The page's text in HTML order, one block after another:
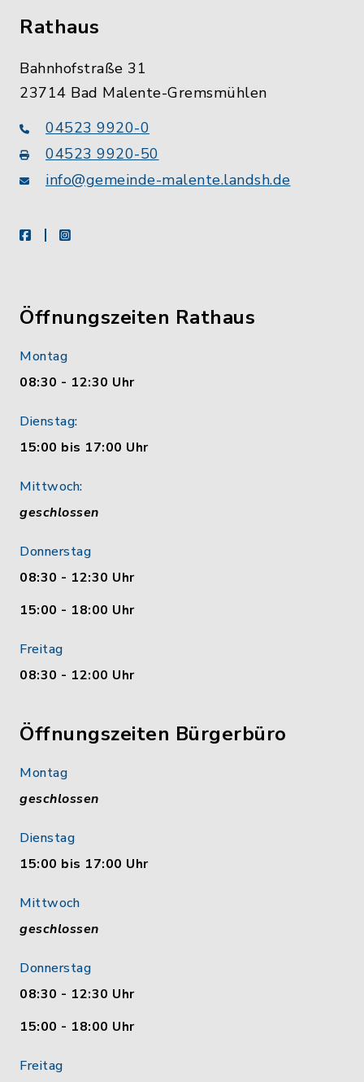
Rathaus
Bahnhofstraße 31
23714 Bad Malente-Gremsmühlen
04523 9920-0
04523 9920-50
info@gemeinde-malente.landsh.de
facebookinstagram
Öffnungszeiten Rathaus
Montag
08:30 - 12:30 Uhr
Dienstag:
15:00 bis 17:00 Uhr
Mittwoch:
geschlossen
Donnerstag
08:30 - 12:30 Uhr
15:00 - 18:00 Uhr
Freitag
08:30 - 12:00 Uhr
Öffnungszeiten Bürgerbüro
Montag
geschlossen
Dienstag
15:00 bis 17:00 Uhr
Mittwoch
geschlossen
Donnerstag
08:30 - 12:30 Uhr
15:00 - 18:00 Uhr
Freitag